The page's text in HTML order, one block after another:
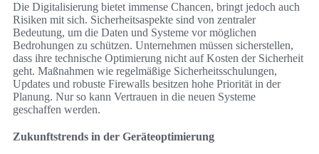
Die Digitalisierung bietet immense Chancen, bringt jedoch auch
Risiken mit sich. Sicherheitsaspekte sind von zentraler
Bedeutung, um die Daten und Systeme vor möglichen
Bedrohungen zu schützen. Unternehmen müssen sicherstellen,
dass ihre technische Optimierung nicht auf Kosten der Sicherheit
geht. Maßnahmen wie regelmäßige Sicherheitsschulungen,
Updates und robuste Firewalls besitzen hohe Priorität in der
Planung. Nur so kann Vertrauen in die neuen Systeme
geschaffen werden.
Zukunftstrends in der Geräteoptimierung